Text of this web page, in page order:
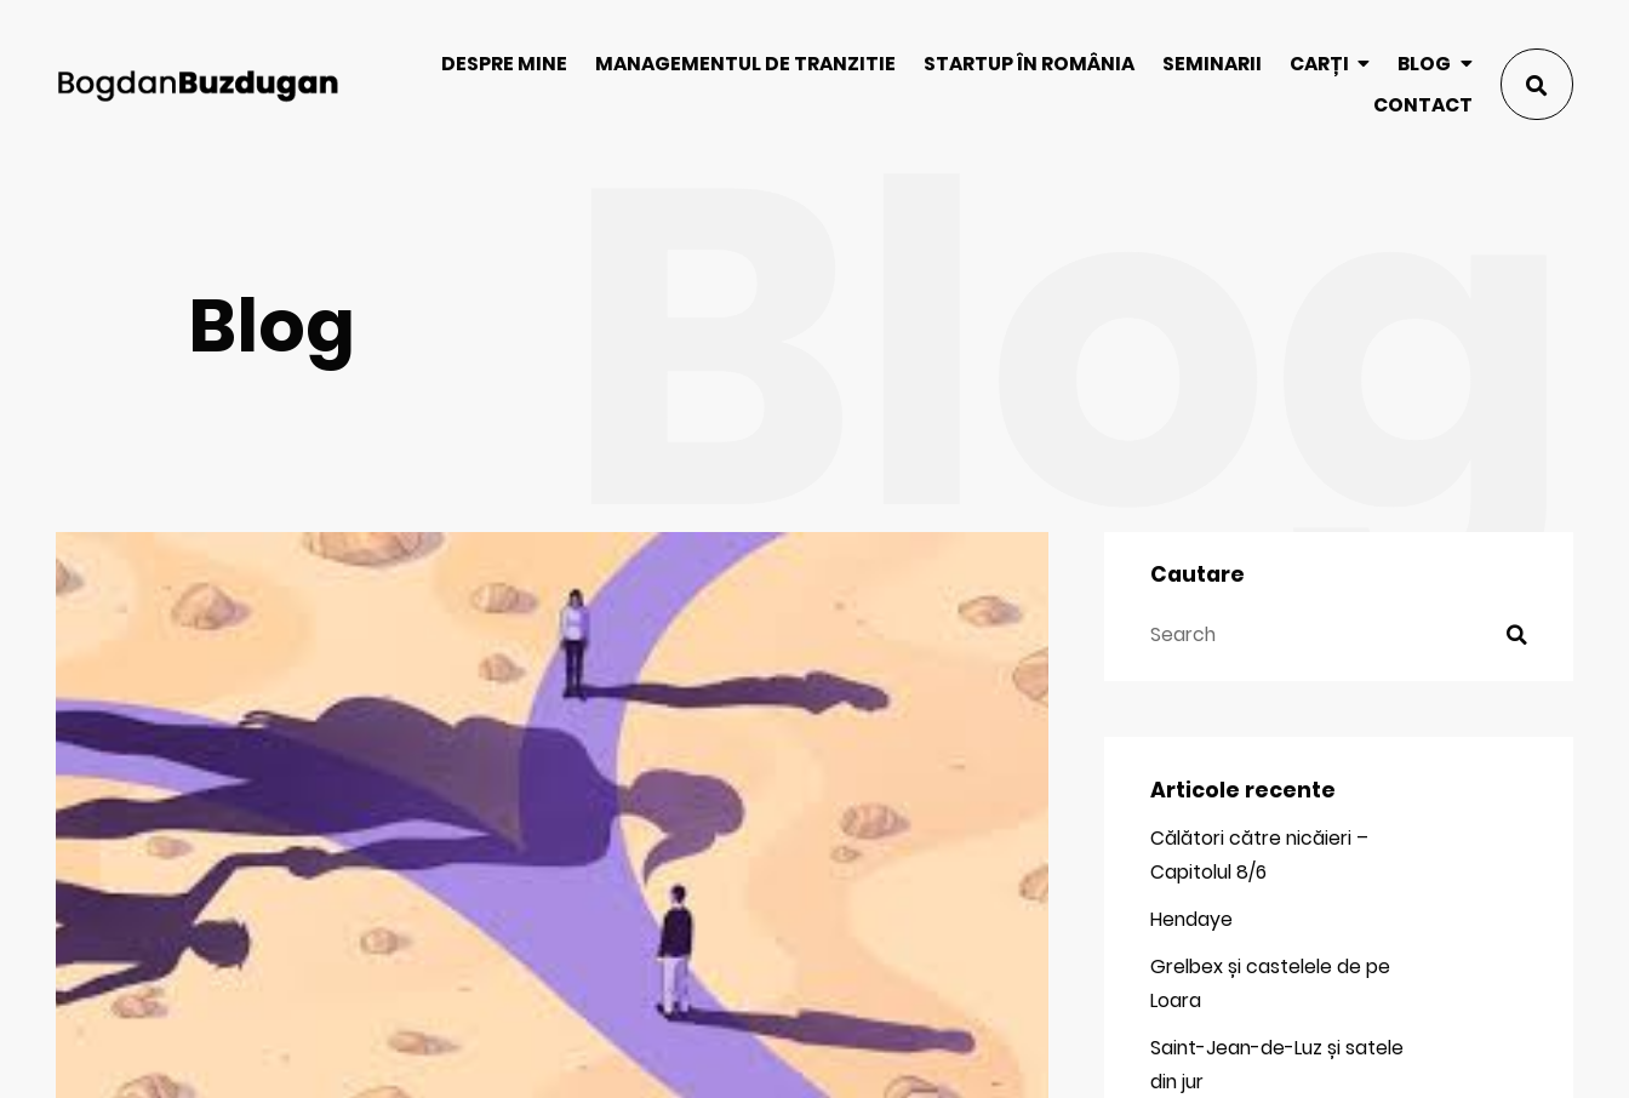
DESPRE MINE MANAGEMENTUL DE TRANZITIE STARTUP ÎN ROMÂNIA SEMINARII CARȚI
BLOG
CONTACT
Blog Blog
Cautare
Articole recente
Călători către nicăieri –
Capitolul 8/6
Hendaye
Grelbex și castelele de pe
Loara
Saint-Jean-de-Luz și satele
din jur